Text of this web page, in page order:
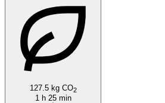
127.5 kg CO2
1 h 25 min